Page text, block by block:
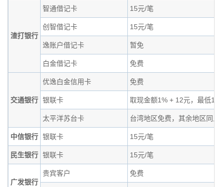
渣打银行
智通借记卡 15元/笔
创智借记卡 15元/笔
逸账户借记卡 暂免
白金借记卡 免费
交通银行
优逸白金信用卡 免费
银联卡 取现金额1% + 12元，最低15
太平洋苏台卡 台湾地区免费，其余地区同上
中信银行 银联卡 15元/笔
民生银行 银联卡 15元/笔
广发银行
贵宾客户 免费